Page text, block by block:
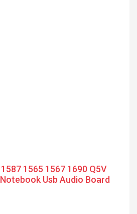
1565 1567 1690 Q5V
Usb Audio Board